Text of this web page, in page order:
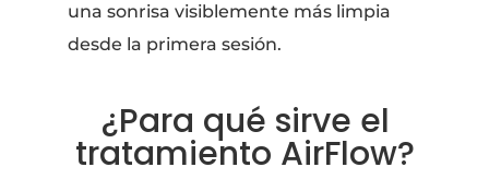
una sonrisa visiblemente más limpia
desde la primera sesión.
¿Para qué sirve el
tratamiento AirFlow?